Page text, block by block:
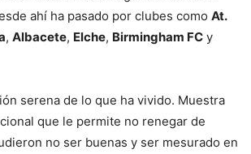
ahí ha pasado por clubes como At.
, Albacete, Elche, Birmingham FC y
serena de lo que ha vivido. Muestra
que le permite no renegar de
no ser buenas y ser mesurado en